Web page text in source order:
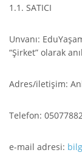
1.1. SATICI
Unvanı:
“Şirket” olarak
Adres/iletişim:
Telefon:
e-mail adresi: